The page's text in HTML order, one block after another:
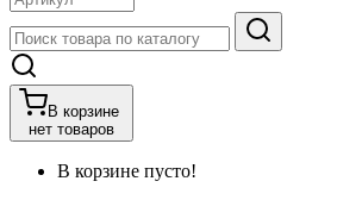
В корзине
нет товаров
В корзине пусто!